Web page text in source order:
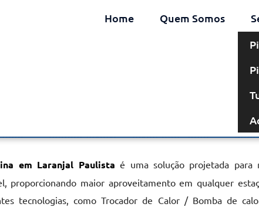
Home Quem Somos
Piscina em Laranjal
em Laranjal Paulista é uma solução projetada
proporcionando maior aproveitamento em qualquer
tecnologias, como Trocador de Calor / Bomba de